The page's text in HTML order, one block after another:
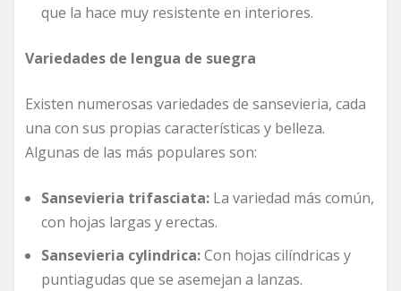
que la hace muy resistente en interiores.
Variedades de lengua de suegra
Existen numerosas variedades de sansevieria, cada
una con sus propias características y belleza.
Algunas de las más populares son:
Sansevieria trifasciata: La variedad más común,
con hojas largas y erectas.
Sansevieria cylindrica:Con hojas cilíndricas y
puntiagudas que se asemejan a lanzas.